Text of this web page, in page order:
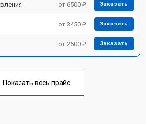
от 6500 ₽ Заказать
от 3450 ₽ Заказать
от 2600 ₽ Заказать
Показать весь прайс